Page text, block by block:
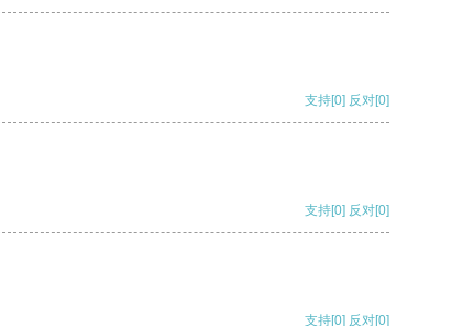
支持[0] 反对[0]
支持[0] 反对[0]
支持[0] 反对[0]